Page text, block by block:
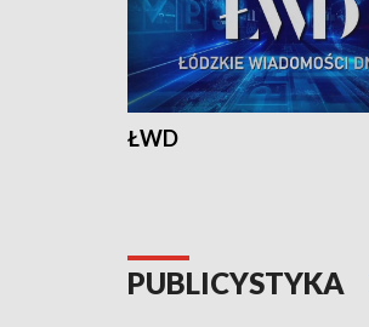
ŁWD
PUBLICYSTYKA